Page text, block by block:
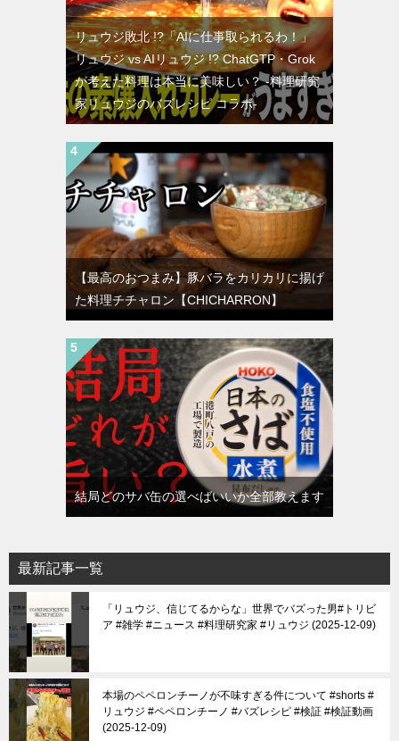
リュウジ敗北 !?「AIに仕事取られるわ！」
リュウジ vs AIリュウジ !? ChatGTP・Grok
が考えた料理は本当に美味しい？ -料理研究
家リュウジのバズレシピ コラボ-
【最高のおつまみ】豚バラをカリカリに揚げ
た料理チチャロン【CHICHARRON】
結局どのサバ缶の選べばいいか全部教えます
最新記事一覧
「リュウジ、信じてるからな」世界でバズった男#トリビ
ア #雑学 #ニュース #料理研究家 #リュウジ 2025-12-09
本場のペペロンチーノが不味すぎる件について #shorts #
リュウジ #ペペロンチーノ #バズレシピ #検証 #検証動画
2025-12-09